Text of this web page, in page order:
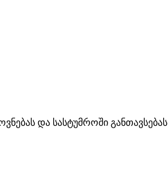
და სასტუმროში განთავსებას